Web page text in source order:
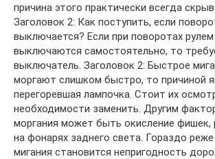
причина этого практически всегда
Заголовок 2: Как поступить, если
выключается? Если при поворотах рулем
выключаются самостоятельно, то
выключатель. Заголовок 2: Быстрое
моргают слишком быстро, то причиной
перегоревшая лампочка. Стоит их
необходимости заменить. Другим
моргания может быть окисление фишек,
на фонарях заднего света. Гораздо
мигания становится непригодность